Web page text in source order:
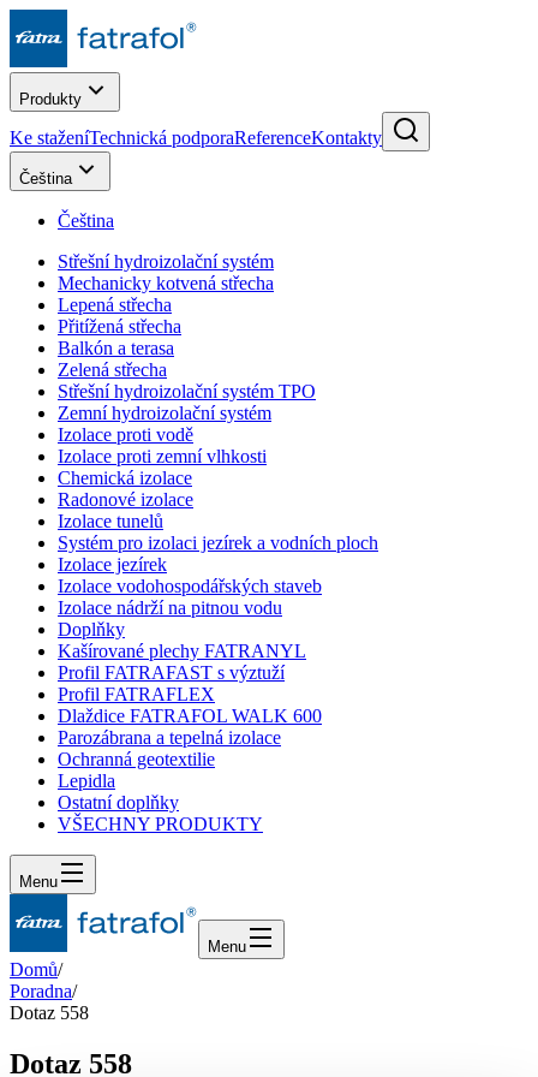
Produkty
Ke staženíTechnická podporaReferenceKontakty
Čeština
Čeština
Střešní hydroizolační systém
Mechanicky kotvená střecha
Lepená střecha
Přitížená střecha
Balkón a terasa
Zelená střecha
Střešní hydroizolační systém TPO
Zemní hydroizolační systém
Izolace proti vodě
Izolace proti zemní vlhkosti
Chemická izolace
Radonové izolace
Izolace tunelů
Systém pro izolaci jezírek a vodních ploch
Izolace jezírek
Izolace vodohospodářských staveb
Izolace nádrží na pitnou vodu
Doplňky
Kašírované plechy FATRANYL
Profil FATRAFAST s výztuží
Profil FATRAFLEX
Dlaždice FATRAFOL WALK 600
Parozábrana a tepelná izolace
Ochranná geotextilie
Lepidla
Ostatní doplňky
VŠECHNY PRODUKTY
Menu
Menu
Domů/
Poradna/
Dotaz 558
Dotaz 558